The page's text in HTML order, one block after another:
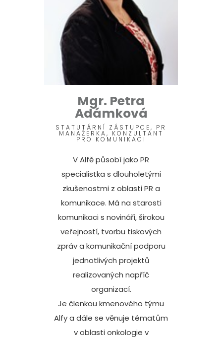
Mgr. Petra
Adámková
STATUTÁRNÍ ZÁSTUPCE, PR
MANAŽERKA, KONZULTANT
PRO KOMUNIKACI
V Alfě působí jako PR
specialistka s dlouholetými
zkušenostmi z oblasti PR a
komunikace. Má na starosti
komunikaci s novináři, širokou
veřejností, tvorbu tiskových
zpráv a komunikační podporu
jednotlivých projektů
realizovaných napříč
organizací.
Je členkou kmenového týmu
Alfy a dále se věnuje tématům
v oblasti onkologie v